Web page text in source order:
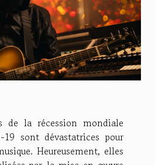
de la récession mondiale
19 sont dévastatrices pour
Heureusement, elles